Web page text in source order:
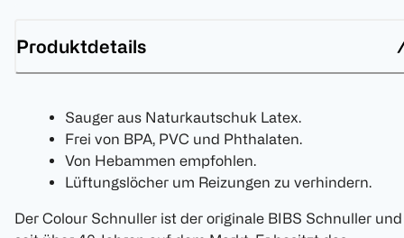
Produktdetails
Sauger aus Naturkautschuk Latex.
Frei von BPA, PVC und Phthalaten.
Von Hebammen empfohlen.
Lüftungslöcher um Reizungen zu verhindern.
Der Colour Schnuller ist der originale BIBS Schnuller und